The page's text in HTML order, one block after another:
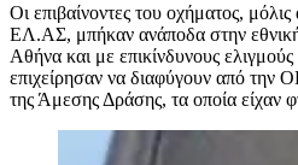
Οι επιβαίνοντες του οχήματος, μόλις
ΕΛ.ΑΣ, μπήκαν ανάποδα στην
Αθήνα και με επικίνδυνους
επιχείρησαν να διαφύγουν από την
της Άμεσης Δράσης, τα οποία είχαν